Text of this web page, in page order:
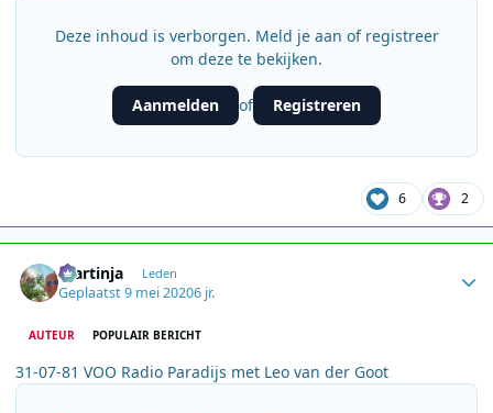
Deze inhoud is verborgen. Meld je aan of registreer
om deze te bekijken.
Aanmelden of Registreren
6 2
martinja Leden
Geplaatst9 mei 20206 jr.
AUTEUR POPULAIR BERICHT
31-07-81 VOO Radio Paradijs met Leo van der Goot